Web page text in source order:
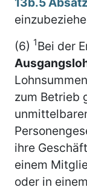
(6) 1Bei der
zum Betrieb
ihre
einem
oder in